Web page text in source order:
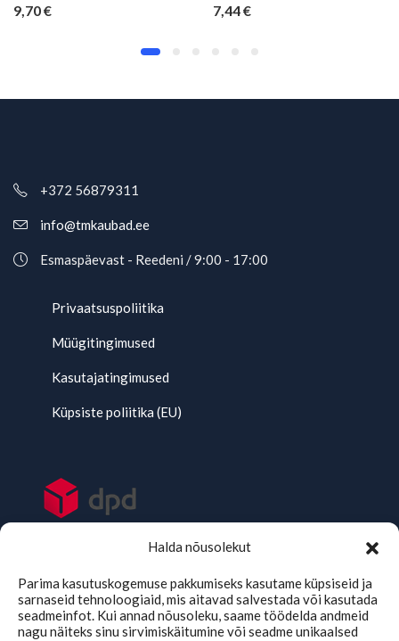
Halda nõusolekut
Parima kasutuskogemuse pakkumiseks kasutame küpsiseid ja
sarnaseid tehnoloogiaid, mis aitavad salvestada või kasutada
seadmeinfot. Kui annad nõusoleku, saame töödelda andmeid
nagu näiteks sinu sirvimiskäitumine või seadme unikaalsed
9,70€ 7,44€
+372 56879311
info@tmkaubad.ee
Esmaspäevast - Reedeni / 9:00 - 17:00
Privaatsuspoliitika
Müügitingimused
Kasutajatingimused
Küpsiste poliitika (EU)